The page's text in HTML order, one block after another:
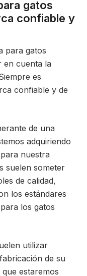
gatos
confiable y
para gatos
en cuenta la
es
confiable y de
de una
adquiriendo
nuestra
suelen someter
de calidad,
los estándares
los gatos
utilizar
de su
estaremos